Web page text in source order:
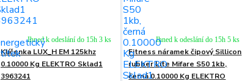
Klíčenka LUX_H EM 125khz
0.10000 Kg ELEKTRO Sklad1
3963241
Ihned k odeslání do 15h 3 ks
Fitness náramek čipový Sillicon
rubber Lite Mifare S50 1kb,
černá 0.10000 Kg ELEKTRO
Ihned k odeslání do 15h 5 ks